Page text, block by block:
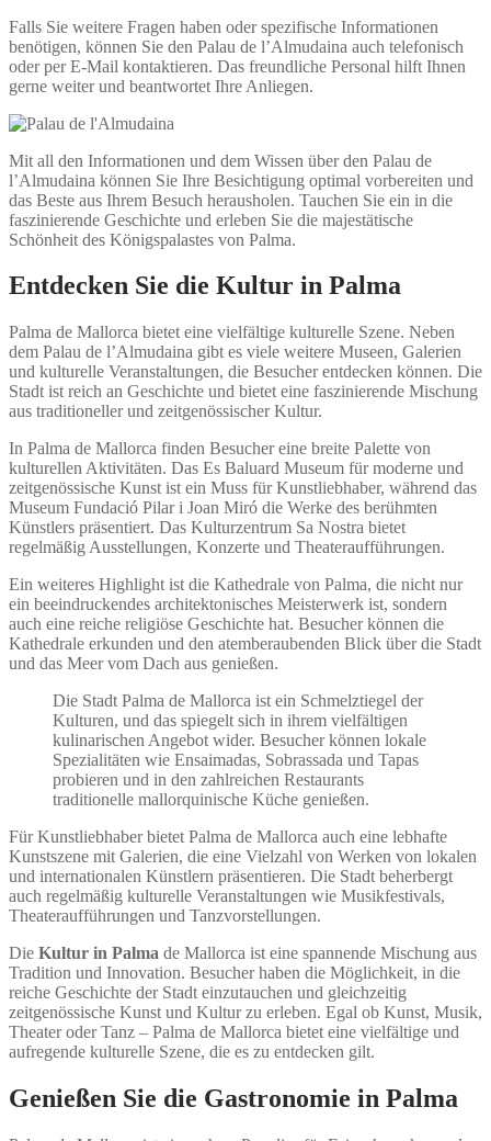
Falls Sie weitere Fragen haben oder spezifische Informationen
benötigen, können Sie den Palau de l’Almudaina auch telefonisch
oder per E-Mail kontaktieren. Das freundliche Personal hilft Ihnen
gerne weiter und beantwortet Ihre Anliegen.
Mit all den Informationen und dem Wissen über den Palau de
l’Almudaina können Sie Ihre Besichtigung optimal vorbereiten und
das Beste aus Ihrem Besuch herausholen. Tauchen Sie ein in die
faszinierende Geschichte und erleben Sie die majestätische
Schönheit des Königspalastes von Palma.
Entdecken Sie die Kultur in Palma
Palma de Mallorca bietet eine vielfältige kulturelle Szene. Neben
dem Palau de l’Almudaina gibt es viele weitere Museen, Galerien
und kulturelle Veranstaltungen, die Besucher entdecken können. Die
Stadt ist reich an Geschichte und bietet eine faszinierende Mischung
aus traditioneller und zeitgenössischer Kultur.
In Palma de Mallorca finden Besucher eine breite Palette von
kulturellen Aktivitäten. Das Es Baluard Museum für moderne und
zeitgenössische Kunst ist ein Muss für Kunstliebhaber, während das
Museum Fundació Pilar i Joan Miró die Werke des berühmten
Künstlers präsentiert. Das Kulturzentrum Sa Nostra bietet
regelmäßig Ausstellungen, Konzerte und Theateraufführungen.
Ein weiteres Highlight ist die Kathedrale von Palma, die nicht nur
ein beeindruckendes architektonisches Meisterwerk ist, sondern
auch eine reiche religiöse Geschichte hat. Besucher können die
Kathedrale erkunden und den atemberaubenden Blick über die Stadt
und das Meer vom Dach aus genießen.
Die Stadt Palma de Mallorca ist ein Schmelztiegel der
Kulturen, und das spiegelt sich in ihrem vielfältigen
kulinarischen Angebot wider. Besucher können lokale
Spezialitäten wie Ensaimadas, Sobrassada und Tapas
probieren und in den zahlreichen Restaurants
traditionelle mallorquinische Küche genießen.
Für Kunstliebhaber bietet Palma de Mallorca auch eine lebhafte
Kunstszene mit Galerien, die eine Vielzahl von Werken von lokalen
und internationalen Künstlern präsentieren. Die Stadt beherbergt
auch regelmäßig kulturelle Veranstaltungen wie Musikfestivals,
Theateraufführungen und Tanzvorstellungen.
Die Kultur in Palma de Mallorca ist eine spannende Mischung aus
Tradition und Innovation. Besucher haben die Möglichkeit, in die
reiche Geschichte der Stadt einzutauchen und gleichzeitig
zeitgenössische Kunst und Kultur zu erleben. Egal ob Kunst, Musik,
Theater oder Tanz – Palma de Mallorca bietet eine vielfältige und
aufregende kulturelle Szene, die es zu entdecken gilt.
Genießen Sie die Gastronomie in Palma